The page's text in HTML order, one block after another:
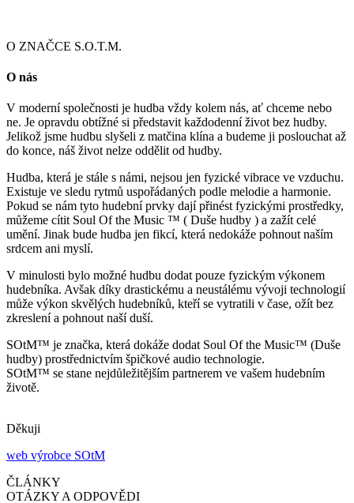
O ZNAČCE S.O.T.M.
O nás
V moderní společnosti je hudba vždy kolem nás, ať chceme nebo
ne. Je opravdu obtížné si představit každodenní život bez hudby.
Jelikož jsme hudbu slyšeli z matčina klína a budeme ji poslouchat až
do konce, náš život nelze oddělit od hudby.
Hudba, která je stále s námi, nejsou jen fyzické vibrace ve vzduchu.
Existuje ve sledu rytmů uspořádaných podle melodie a harmonie.
Pokud se nám tyto hudební prvky dají přinést fyzickými prostředky,
můžeme cítit Soul Of the Music ™ ( Duše hudby ) a zažít celé
umění. Jinak bude hudba jen fikcí, která nedokáže pohnout naším
srdcem ani myslí.
V minulosti bylo možné hudbu dodat pouze fyzickým výkonem
hudebníka. Avšak díky drastickému a neustálému vývoji technologií
může výkon skvělých hudebníků, kteří se vytratili v čase, ožít bez
zkreslení a pohnout naší duší.
SOtM™ je značka, která dokáže dodat Soul Of the Music™ (Duše
hudby) prostřednictvím špičkové audio technologie.
SOtM™ se stane nejdůležitějším partnerem ve vašem hudebním
životě.
Děkuji
web výrobce SOtM
ČLÁNKY
OTÁZKY A ODPOVĚDI